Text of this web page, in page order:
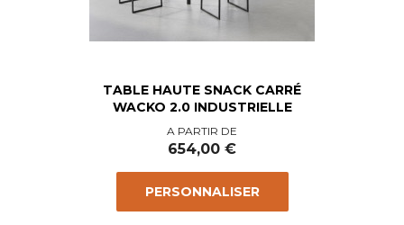
TABLE HAUTE SNACK CARRÉ
WACKO 2.0 INDUSTRIELLE
Prix
A PARTIR DE
654,00 €
PERSONNALISER